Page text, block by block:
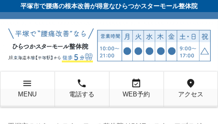
平塚市で腰痛の根本改善が得意なひらつかスターモール整体院
menu
MENU
local_phone
電話する
event_available
WEB予約
location_on
アクセス